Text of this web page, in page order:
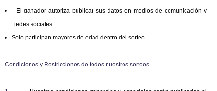
•
El ganador autoriza publicar sus datos en medios de comunicación y
redes sociales.
•
Solo participan mayores de edad dentro del sorteo.
Condiciones y Restricciones de todos nuestros sorteos